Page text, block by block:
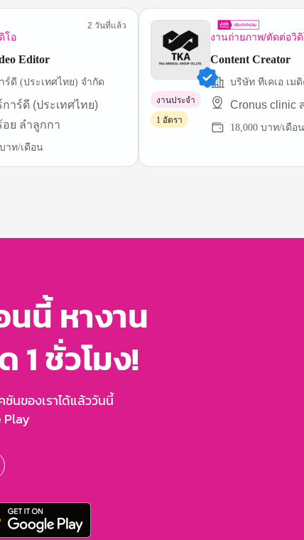
โอ
2 วันที่แล้ว
Editor
ร์ดี (ประเทศไทย) จำกัด
าร์ดี (ประเทศไทย)
ย ลำลูกกา
บาท/เดือน
งานถ่ายภาพ/ตัดต่อวิ
Content Creator
บริษัท ทีเคเอ เม
Cronus clinic
18,000 บาท/เดือน
งานประจำ
1 อัตรา
นี้ หางาน
1 ชั่วโมง!
นของเราได้แล้ววันนี้
Play